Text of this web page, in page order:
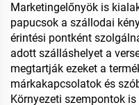
Marketingelőnyök is
papucsok a szállodai
érintési pontként
adott szálláshelyet a
megtartják ezeket a
márkakapcsolatok és
Környezeti szempontok